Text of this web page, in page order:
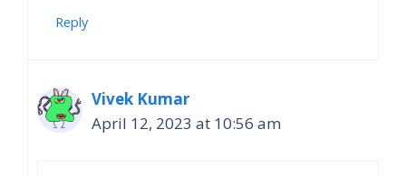
Reply
Vivek Kumar
April 12, 2023 at 10:56 am